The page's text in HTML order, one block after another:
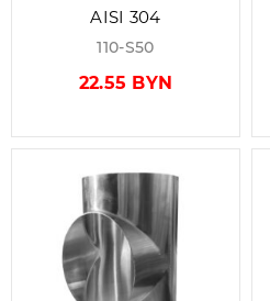
AISI 304
110-S50
22.55 BYN